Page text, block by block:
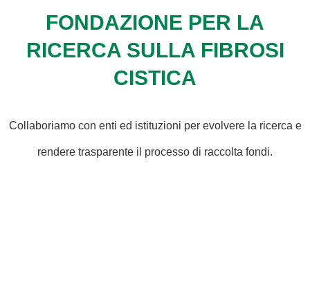
FONDAZIONE PER LA
RICERCA SULLA FIBROSI
CISTICA
Collaboriamo con enti ed istituzioni per evolvere la ricerca e
rendere trasparente il processo di raccolta fondi.